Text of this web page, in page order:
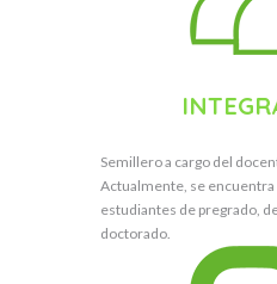
Semillero a cargo del
Actualmente, se
estudiantes de pregrado,
doctorado.